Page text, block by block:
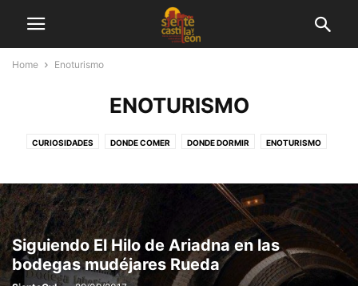
Home Enoturismo
ENOTURISMO
CURIOSIDADES DONDE COMER DONDE DORMIR ENOTURISMO
PLANES DE OCIO RUTAS SIN CATEGORÍA
TURISMO ACTIVO EN CASTILLA Y LEÓN
Siguiendo El Hilo de Ariadna en las
bodegas mudéjares Rueda